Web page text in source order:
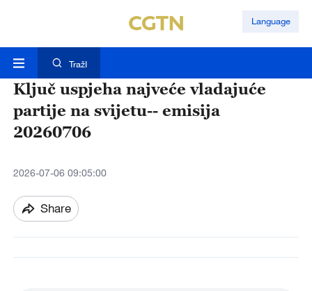
Language
TražI
Ključ uspjeha najveće vladajuće
partije na svijetu-- emisija
20260706
2026-07-06 09:05:00
Share